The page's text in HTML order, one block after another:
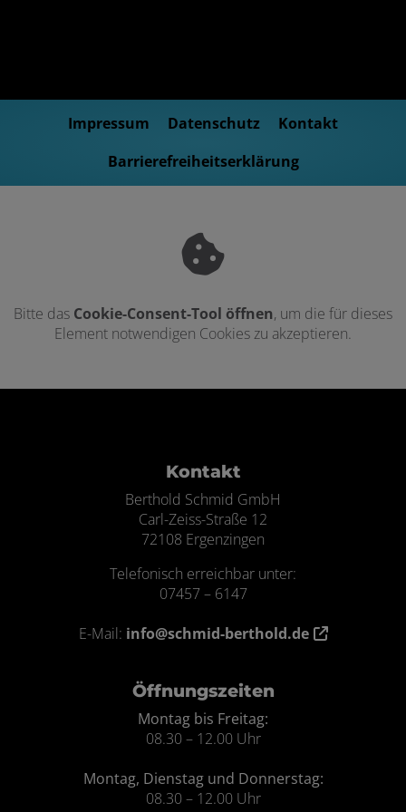
Impressum Datenschutz
Kontakt
Barrierefreiheitserklärung
Bitte das Cookie-Consent-Tool öffnen, um die für dieses
Element notwendigen Cookies zu akzeptieren.
Kontakt
Berthold Schmid GmbH
Carl-Zeiss-Straße 12
72108 Ergenzingen
Telefonisch erreichbar unter:
07457 – 6147
E-Mail: info@schmid-berthold.de
Öffnungszeiten
Montag bis Freitag:
08.30 – 12.00 Uhr
Montag, Dienstag und Donnerstag:
08.30 – 12.00 Uhr